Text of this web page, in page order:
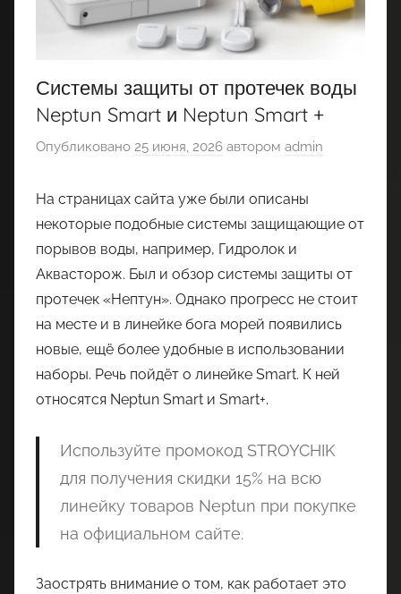
Системы защиты от протечек воды
Neptun Smart и Neptun Smart +
Опубликовано 25 июня, 2026 автором admin
На страницах сайта уже были описаны
некоторые подобные системы защищающие от
порывов воды, например, Гидролок и
Аквасторож. Был и обзор системы защиты от
протечек «Нептун». Однако прогресс не стоит
на месте и в линейке бога морей появились
новые, ещё более удобные в использовании
наборы. Речь пойдёт о линейке Smart. К ней
относятся Neptun Smart и Smart+.
Используйте промокод STROYCHIK
для получения скидки 15% на всю
линейку товаров Neptun при покупке
на официальном сайте.
Заострять внимание о том, как работает это